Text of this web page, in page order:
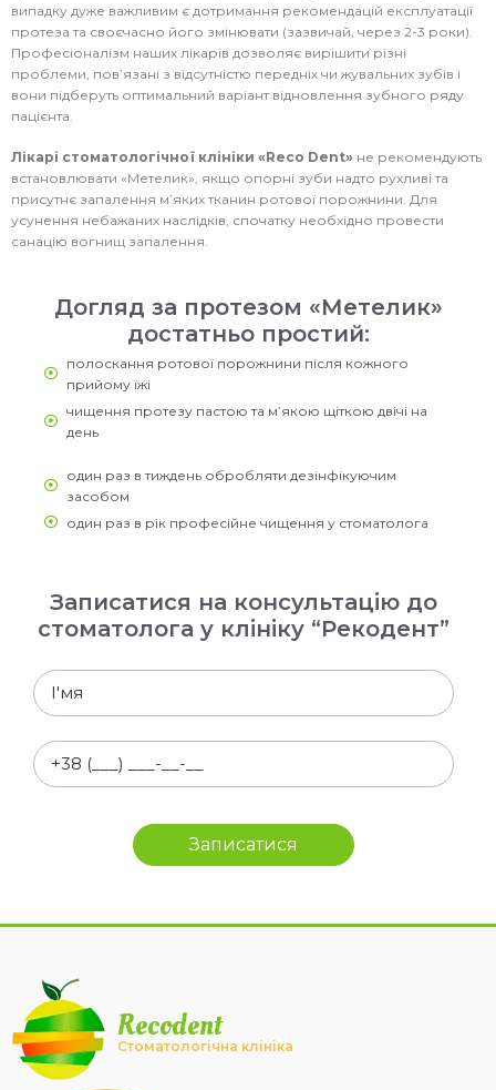
випадку дуже важливим є дотримання рекомендацій експлуатації
протеза та своєчасно його змінювати (зазвичай, через 2-3 роки).
Професіоналізм наших лікарів дозволяє вирішити різні
проблеми, пов’язані з відсутністю передніх чи жувальних зубів і
вони підберуть оптимальний варіант відновлення зубного ряду
пацієнта.
Лікарі стоматологічної клініки «Reco Dent» не рекомендують
встановлювати «Метелик», якщо опорні зуби надто рухливі та
присутнє запалення м’яких тканин ротової порожнини. Для
усунення небажаних наслідків, спочатку необхідно провести
санацію вогнищ запалення.
Догляд за протезом «Метелик»
достатньо простий:
полоскання ротової порожнини після кожного
прийому їжі
чищення протезу пастою та м’якою щіткою двічі на
день
один раз в тиждень обробляти дезінфікуючим
засобом
один раз в рік професійне чищення у стоматолога
Записатися на консультацію до
стоматолога у клініку “Рекодент”
Recodent
Стоматологічна клініка